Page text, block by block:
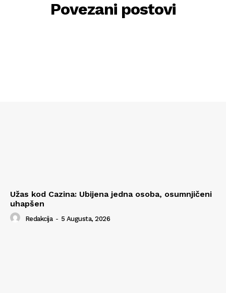
Povezani postovi
Užas kod Cazina: Ubijena jedna osoba, osumnjičeni
uhapšen
Redakcija - 5 Augusta, 2026